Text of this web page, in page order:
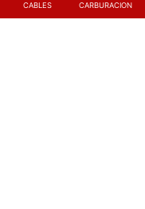
CABLES CARBURACION